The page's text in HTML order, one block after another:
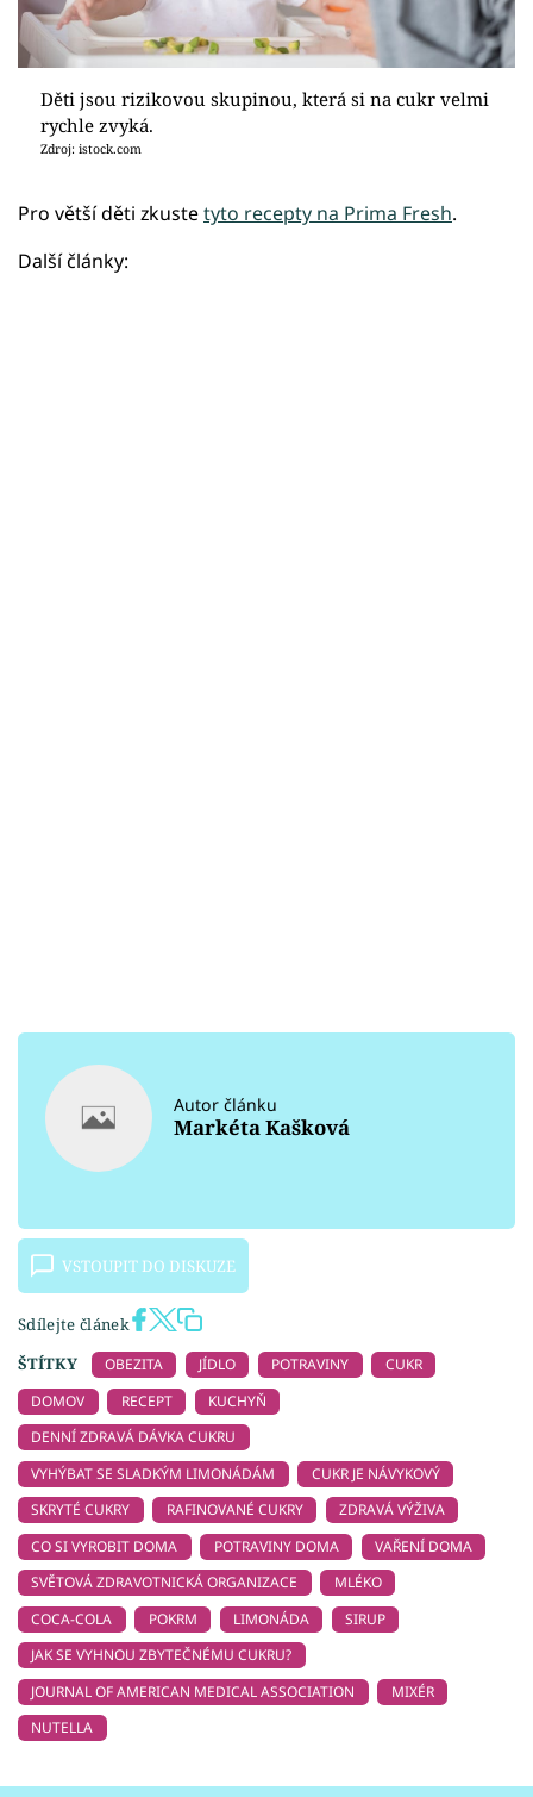
Děti jsou rizikovou skupinou, která si na cukr velmi
rychle zvyká.
Zdroj: istock.com
Pro větší děti zkustetyto recepty na Prima Fresh.
Další články:
Autor článku
Markéta Kašková
VSTOUPIT DO DISKUZE
Sdílejte článek
ŠTÍTKY
OBEZITA JÍDLO POTRAVINY
CUKR
DOMOV
RECEPT
KUCHYŇ
DENNÍ ZDRAVÁ DÁVKA CUKRU
VYHÝBAT SE SLADKÝM LIMONÁDÁM
CUKR JE NÁVYKOVÝ
SKRYTÉ CUKRY
RAFINOVANÉ CUKRY
ZDRAVÁ VÝŽIVA
CO SI VYROBIT DOMA
POTRAVINY DOMA
VAŘENÍ DOMA
SVĚTOVÁ ZDRAVOTNICKÁ ORGANIZACE
MLÉKO
COCA-COLA
POKRM LIMONÁDA
SIRUP
JAK SE VYHNOU ZBYTEČNÉMU CUKRU?
JOURNAL OF AMERICAN MEDICAL ASSOCIATION
MIXÉR
NUTELLA